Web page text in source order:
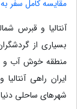
مقایسه کامل سفر
آنتالیا و قبرس
بسیاری از
منطقه خوش آب و
ایران راهی
شهرهای ساحلی